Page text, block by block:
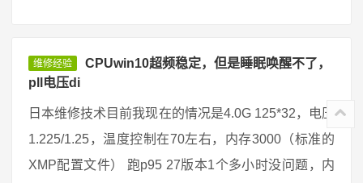
维修经验
CPUwin10超频稳定，但是睡眠唤醒不了，
pll电压di
日本维修技术目前我现在的情况是4.0G 125*32，电压
1.225/1.25，温度控制在70左右，内存3000（标准的
XMP配置文件） 跑p95 27版本1个多小时没问题，内